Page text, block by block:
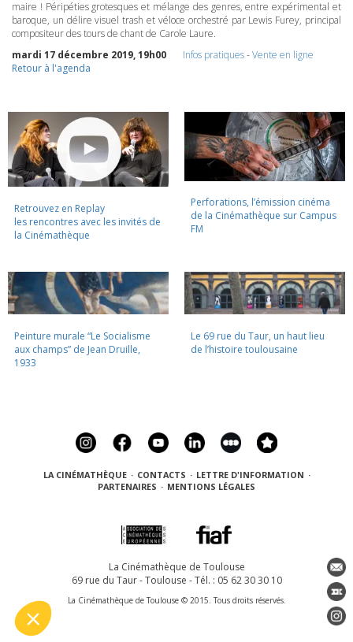
maire ! Péripéties grotesques et mélange des genres, entre expérimental et
baroque, un délire visuel trash et véloce orchestré par Lewis Furey, principal
compositeur des tours de chant de Carole Laure.
mardi 17 décembre 2019, 19h00
Infos pratiques-Vente en ligne
Retour à l'agenda
Retrouvez en Replay
les rencontres avec les invités de
la Cinémathèque
Perforations, l’émission cinéma
de la Cinémathèque sur Campus
FM
Peinture murale “Le Socialisme
aux champs” de Jean Druille,
1933
Le 69 rue du Taur, un haut lieu
de l’histoire toulousaine
LA CINÉMATHÈQUE · CONTACTS · LETTRE D'INFORMATION ·
PARTENAIRES · MENTIONS LÉGALES
La Cinémathèque de Toulouse
69 rue du Taur - Toulouse - Tél. : 05 62 30 30 10
La Cinémathèque de Toulouse © 2015. Tous droits réservés.